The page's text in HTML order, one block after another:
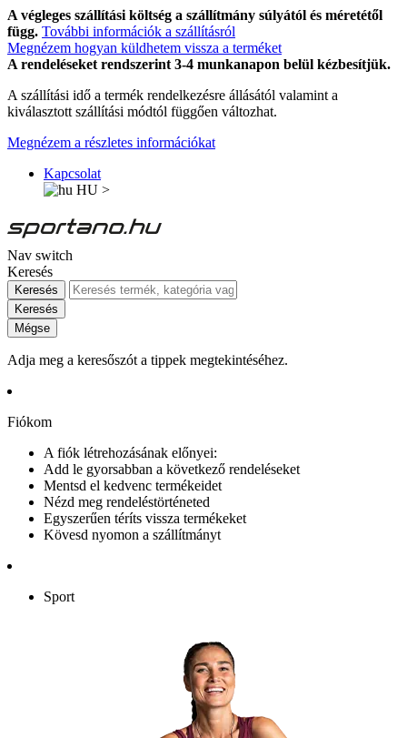
A végleges szállítási költség a szállítmány súlyától és méretétől
függ. További információk a szállításról
Megnézem hogyan küldhetem vissza a terméket
A rendeléseket rendszerint 3-4 munkanapon belül kézbesítjük.
A szállítási idő a termék rendelkezésre állásától valamint a
kiválasztott szállítási módtól függően változhat.
Megnézem a részletes információkat
Kapcsolat
HU >
Nav switch
Keresés
Keresés
Keresés
Mégse
Adja meg a keresőszót a tippek megtekintéséhez.
Fiókom
A fiók létrehozásának előnyei:
Add le gyorsabban a következő rendeléseket
Mentsd el kedvenc termékeidet
Nézd meg rendeléstörténeted
Egyszerűen téríts vissza termékeket
Kövesd nyomon a szállítmányt
Sport